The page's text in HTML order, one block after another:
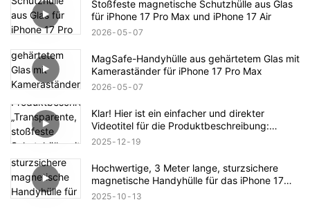
Stoßfeste magnetische Schutzhülle aus Glas
für iPhone 17 Pro Max und iPhone 17 Air
2026 05 07
MagSafe-Handyhülle aus gehärtetem Glas mit
Kameraständer für iPhone 17 Pro Max
2026 05 07
Klar! Hier ist ein einfacher und direkter
Videotitel für die Produktbeschreibung:
„Transparente, stoßfeste Schutzhülle mit
Vollständige Produktübersicht“
2025 12 19
Hochwertige, 3 Meter lange, sturzsichere
magnetische Handyhülle für das iPhone 17
Pro Max – Produktbeschreibung
2025 10 13